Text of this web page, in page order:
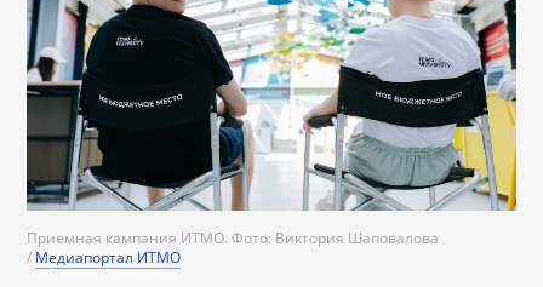
Приемная кампания ИТМО. Фото: Виктория Шаповалова
/ Медиапортал ИТМО